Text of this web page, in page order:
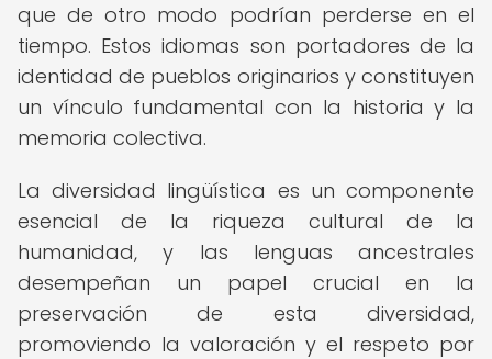
que de otro modo podrían perderse en el
tiempo. Estos idiomas son portadores de la
identidad de pueblos originarios y constituyen
un vínculo fundamental con la historia y la
memoria colectiva.
La diversidad lingüística es un componente
esencial de la riqueza cultural de la
humanidad, y las lenguas ancestrales
desempeñan un papel crucial en la
preservación de esta diversidad,
promoviendo la valoración y el respeto por